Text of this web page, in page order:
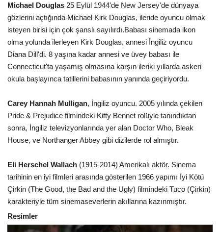
Michael Douglas 25 Eylül 1944'de New Jersey'de dünyaya
gözlerini açtığında Michael Kirk Douglas, ileride oyuncu olmak
isteyen birisi için çok şanslı sayılırdı.Babası sinemada ikon
olma yolunda ilerleyen Kirk Douglas, annesi İngiliz oyuncu
Diana Dill'di. 8 yaşına kadar annesi ve üvey babası ile
Connecticut'ta yaşamış olmasına karşın ileriki yıllarda askeri
okula başlayınca tatillerini babasının yanında geçiriyordu.
Carey Hannah Mulligan, İngiliz oyuncu. 2005 yılında çekilen
Pride & Prejudice filmindeki Kitty Bennet rolüyle tanındıktan
sonra, İngiliz televizyonlarında yer alan Doctor Who, Bleak
House, ve Northanger Abbey gibi dizilerde rol almıştır.
Eli Herschel Wallach (1915-2014) Amerikalı aktör. Sinema
tarihinin en iyi filmleri arasında gösterilen 1966 yapımı İyi Kötü
Çirkin (The Good, the Bad and the Ugly) filmindeki Tuco (Çirkin)
karakteriyle tüm sinemaseverlerin akıllarına kazınmıştır.
Resimler